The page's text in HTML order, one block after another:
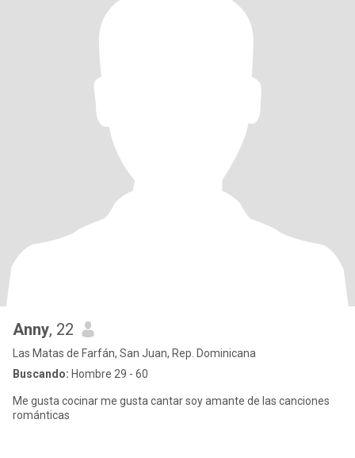
Anny, 22
Las Matas de Farfán, San Juan, Rep. Dominicana
Buscando: Hombre 29 - 60
Me gusta cocinar me gusta cantar soy amante de las canciones
románticas